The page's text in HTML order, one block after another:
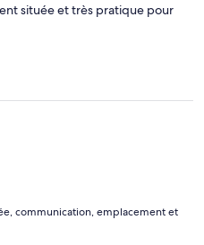
située et très pratique pour
communication, emplacement et